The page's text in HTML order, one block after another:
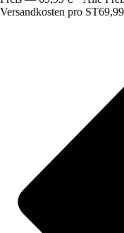
Versandkosten pro ST